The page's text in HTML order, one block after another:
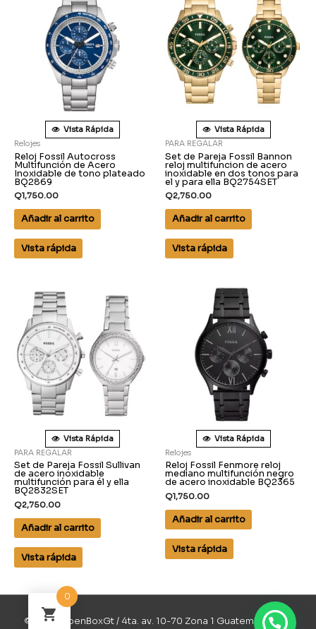
Vista Rápida
Relojes
Reloj Fossil Autocross
Multifunción de Acero
Inoxidable de tono plateado
BQ2869
Q1,750.00
Añadir al carrito
Vista rápida
Vista Rápida
PARA REGALAR
Set de Pareja Fossil Bannon
reloj multifuncion de acero
inoxidable en dos tonos para
el y para ella BQ2754SET
Q2,750.00
Añadir al carrito
Vista rápida
Vista Rápida
PARA REGALAR
Set de Pareja Fossil Sullivan
de acero inoxidable
multifunción para él y ella
BQ2832SET
Q2,750.00
Añadir al carrito
Vista rápida
Vista Rápida
Relojes
Reloj Fossil Fenmore reloj
mediano multifunción negro
de acero inoxidable BQ2365
Q1,750.00
Añadir al carrito
Vista rápida
© 2026 OpenBoxGt / 4ta. av. 10-70 Zona 1 Guatemala / 502
0